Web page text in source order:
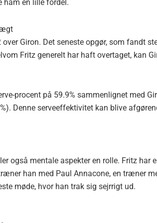
ham en lille fordel.
Giron. Det seneste opgør, som fandt
Fritz generelt har haft overtaget, kan
procent på 59.9% sammenlignet med
Denne serveeffektivitet kan blive
også mentale aspekter en rolle. Fritz
han med Paul Annacone, en træner
møde, hvor han trak sig sejrrigt ud.